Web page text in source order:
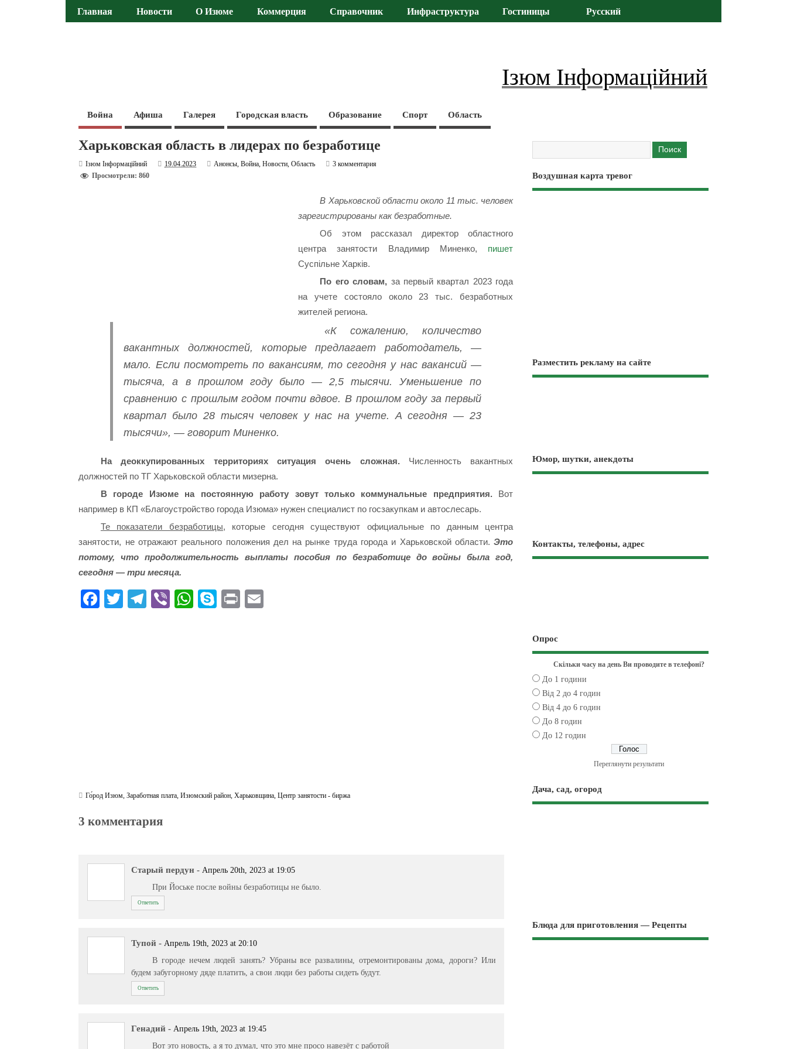
Главная Новости О Изюме Коммерция Справочник Инфраструктура Гостиницы Русский
Ізюм Інформаційний
Война Афиша Галерея Городская власть Образование Спорт Область
Харьковская область в лидерах по безработице
Ізюм Інформаційний 19.04.2023 Анонсы,Война,Новости,Область
3 комментария
Просмотрели: 860
В Харьковской области около 11 тыс. человек
зарегистрированы как безработные.
Об этом рассказал директор областного
центра занятости Владимир Миненко, пишет
Суспільне Харків.
По его словам, за первый квартал 2023 года
на учете состояло около 23 тыс. безработных
жителей региона.
«К сожалению, количество
вакантных должностей, которые предлагает работодатель, —
мало. Если посмотреть по вакансиям, то сегодня у нас вакансий —
тысяча, а в прошлом году было — 2,5 тысячи. Уменьшение по
сравнению с прошлым годом почти вдвое. В прошлом году за первый
квартал было 28 тысяч человек у нас на учете. А сегодня — 23
тысячи», — говорит Миненко.
На деоккупированных территориях ситуация очень сложная.Численность вакантных
должностей по ТГ Харьковской области мизерна.
В городе Изюме на постоянную работу зовут только коммунальные предприятия.Вот
например в КП «Благоустройство города Изюма» нужен специалист по госзакупкам и автослесарь.
Те показатели безработицы, которые сегодня существуют официальные по данным центра
занятости, не отражают реального положения дел на рынке труда города и Харьковской области.Это
потому, что продолжительность выплаты пособия по безработице до войны была год,
сегодня — три месяца.
Fa T
Te Vi
W
S
Pr
Го́род Изюм ,Заработная плата ,Изюмский район ,Харьковщина ,Центр занятости - биржа
3 комментария
Старый пердун - Апрель 20th, 2023 at 19:05
При Йоське после войны безработицы не было.
Ответить
Тупой - Апрель 19th, 2023 at 20:10
В городе нечем людей занять? Убраны все развалины, отремонтированы дома, дороги? Или
будем забугорному дяде платить, а свои люди без работы сидеть будут.
Ответить
Генадий - Апрель 19th, 2023 at 19:45
Вот это новость, а я то думал, что это мне просо навезёт с работой
Воздушная карта тревог
Разместить рекламу на сайте
Юмор, шутки, анекдоты
Контакты, телефоны, адрес
Опрос
Скільки часу на день Ви проводите в телефоні?
До 1 години
Від 2 до 4 годин
Від 4 до 6 годин
До 8 годин
До 12 годин
Переглянути результати
Дача, сад, огород
Блюда для приготовления — Рецепты